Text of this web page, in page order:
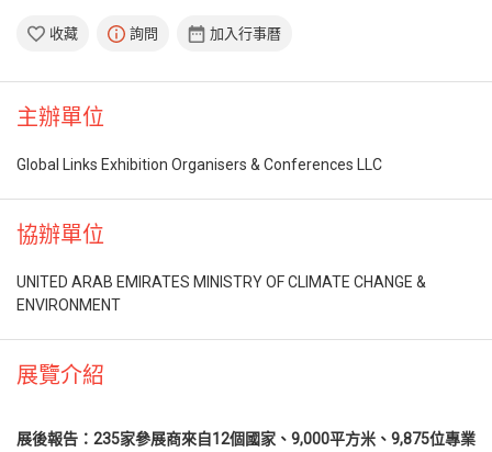
收藏 詢問 加入行事曆
主辦單位
Global Links Exhibition Organisers & Conferences LLC
協辦單位
UNITED ARAB EMIRATES MINISTRY OF CLIMATE CHANGE &
ENVIRONMENT
展覽介紹
展後報告： 235家參展商來自12個國家、 9,000平方米 、 9,875位專業